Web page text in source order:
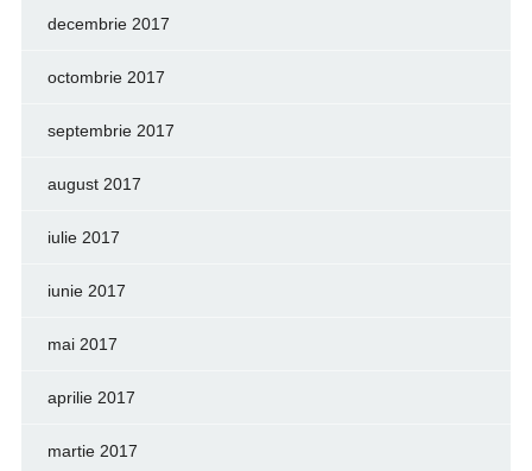
decembrie 2017
octombrie 2017
septembrie 2017
august 2017
iulie 2017
iunie 2017
mai 2017
aprilie 2017
martie 2017